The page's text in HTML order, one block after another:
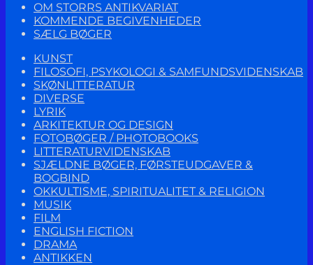
OM STORRS ANTIKVARIAT
KOMMENDE BEGIVENHEDER
SÆLG BØGER
KUNST
FILOSOFI, PSYKOLOGI & SAMFUNDSVIDENSKAB
SKØNLITTERATUR
DIVERSE
LYRIK
ARKITEKTUR OG DESIGN
FOTOBØGER / PHOTOBOOKS
LITTERATURVIDENSKAB
SJÆLDNE BØGER, FØRSTEUDGAVER &
BOGBIND
OKKULTISME, SPIRITUALITET & RELIGION
MUSIK
FILM
ENGLISH FICTION
DRAMA
ANTIKKEN